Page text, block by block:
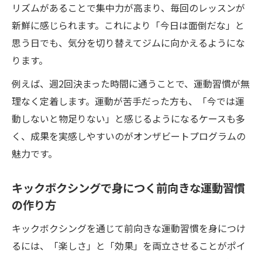
消へ
キックボクシングがストレス発散と脂肪燃
焼を両立
体もリフレッシュ
キックボクシングのパンチとキックで全身
を解放
キックボクシングジム通いが心のケアにも
キックボクシングで前向きな毎日を手に入
れる方法
リズムがあることで集中力が高まり、毎回のレッスンが
新鮮に感じられます。これにより「今日は面倒だな」と
思う日でも、気分を切り替えてジムに向かえるようにな
ります。
例えば、週2回決まった時間に通うことで、運動習慣が無
理なく定着します。運動が苦手だった方も、「今では運
動しないと物足りない」と感じるようになるケースも多
く、成果を実感しやすいのがオンザビートプログラムの
魅力です。
キックボクシングで身につく前向きな運動習慣
の作り方
キックボクシングを通じて前向きな運動習慣を身につけ
るには、「楽しさ」と「効果」を両立させることがポイ